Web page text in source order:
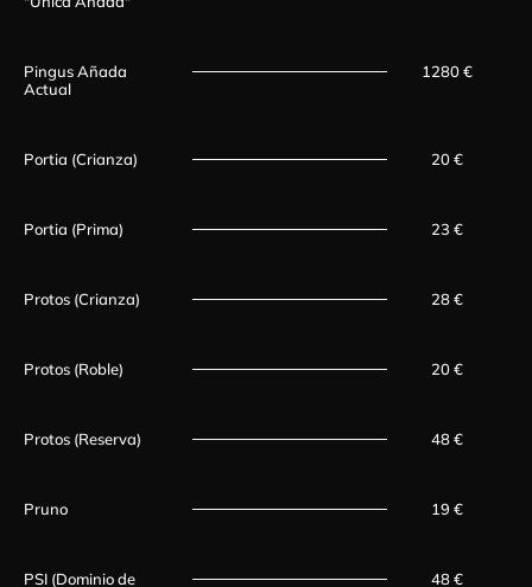
Pingus Añada
Actual
1280 €
Portia (Crianza) 20 €
Portia (Prima) 23 €
Protos (Crianza) 28 €
Protos (Roble) 20 €
Protos (Reserva) 48 €
Pruno 19 €
PSI (Dominio de 48 €